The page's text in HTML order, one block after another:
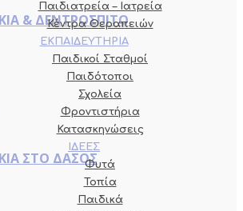
Παιδιατρεία – Ιατρεία
Κέντρα Θεραπειών
ΕΚΠΑΙΔΕΥΤΗΡΙΑ
Παιδικοί Σταθμοί
Παιδότοποι
Σχολεία
Φροντιστήρια
Κατασκηνώσεις
ΙΔΕΕΣ
Φυτά
Τοπία
Παιδικά
& ΔΕΝΤΡΟΣΠΙΤΟ
ΣΤΟ ΔΑΣΟΣ